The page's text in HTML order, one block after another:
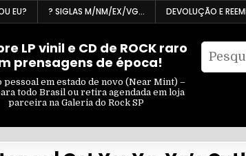
EU? ? SIGLAS M/NM/EX/VG… DEVOLUÇÃO E
LP vinil e CD de ROCK raro
prensagens de época!
pessoal em estado de novo (Near Mint) –
todo Brasil ou retira agendada em loja
parceira na Galeria do Rock SP
Filtrar